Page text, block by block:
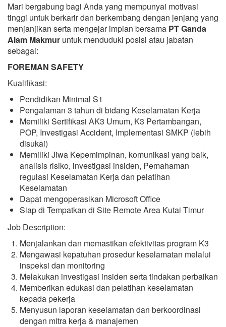
Mari bergabung bagi Anda yang mempunyai motivasi
tinggi untuk berkarir dan berkembang dengan jenjang yang
menjanjikan serta mengejar impian bersama PT Ganda
Alam Makmur untuk menduduki posisi atau jabatan
sebagai:
FOREMAN SAFETY
Kualifikasi:
Pendidikan Minimal S1
Pengalaman 3 tahun di bidang Keselamatan Kerja
Memiliki Sertifikasi AK3 Umum, K3 Pertambangan,
POP, Investigasi Accident, Implementasi SMKP (lebih
disukai)
Memiliki Jiwa Kepemimpinan, komunikasi yang baik,
analisis risiko, investigasi insiden, Pemahaman
regulasi Keselamatan Kerja dan pelatihan
Keselamatan
Dapat mengoperasikan Microsoft Office
Siap di Tempatkan di Site Remote Area Kutai Timur
Job Description:
Menjalankan dan memastikan efektivitas program K3
Mengawasi kepatuhan prosedur keselamatan melalui
inspeksi dan monitoring
Melakukan investigasi insiden serta tindakan perbaikan
Memberikan edukasi dan pelatihan keselamatan
kepada pekerja
Menyusun laporan keselamatan dan berkoordinasi
dengan mitra kerja & manajemen